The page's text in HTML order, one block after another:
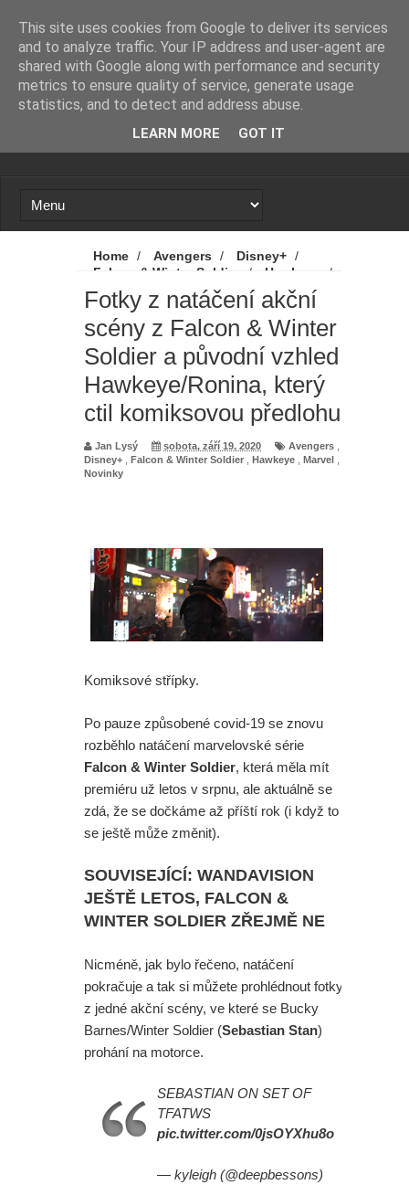
Loading...
Home / Avengers / Disney+ /
Falcon & Winter Soldier
/ Hawkeye
/
Marvel
Novinky /
Fotky z natáčení
akční scény z Falcon & Winter Soldier a
původní vzhled Hawkeye/Ronina, který ctil
komiksovou předlohu
Fotky z natáčení akční
scény z Falcon & Winter
Soldier a původní vzhled
Hawkeye/Ronina, který
ctil komiksovou předlohu
Jan Lysý sobota, září 19, 2020 Avengers
Disney+
Falcon & Winter Soldier Hawkeye Marvel
Novinky
Komiksové střípky.
Po pauze způsobené covid-19 se znovu
rozběhlo natáčení marvelovské série
Falcon & Winter Soldier, která měla mít
premiéru už letos v srpnu, ale aktuálně se
zdá, že se dočkáme až příští rok (i když to
se ještě může změnit).
SOUVISEJÍCÍ: WANDAVISION
JEŠTĚ LETOS, FALCON &
WINTER SOLDIER ZŘEJMĚ NE
Nicméně, jak bylo řečeno, natáčení
pokračuje a tak si můžete prohlédnout fotky
z jedné akční scény, ve které se Bucky
Barnes/Winter Soldier (Sebastian Stan)
prohání na motorce.
SEBASTIAN ON SET OF
TFATWS
pic.twitter.com/0jsOYXhu8o
— kyleigh (@deepbessons)
This site uses cookies from Google to deliver its services
and to analyze traffic. Your IP address and user-agent are
shared with Google along with performance and security
metrics to ensure quality of service, generate usage
statistics, and to detect and address abuse.
LEARN MORE GOT IT